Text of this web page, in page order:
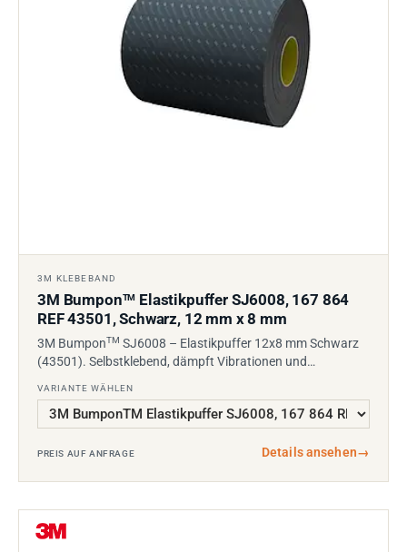
3M KLEBEBAND
3M BumponTM Elastikpuffer SJ6008, 167 864
REF 43501, Schwarz, 12 mm x 8 mm
3M BumponTM SJ6008 – Elastikpuffer 12x8 mm Schwarz
(43501). Selbstklebend, dämpft Vibrationen und…
VARIANTE WÄHLEN
PREIS AUF ANFRAGE Details ansehen→